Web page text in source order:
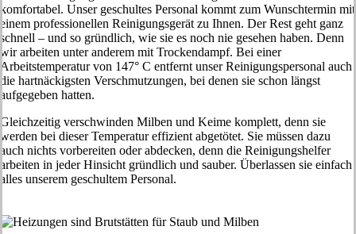
komfortabel. Unser geschultes Personal kommt zum Wunschtermin mit
einem professionellen Reinigungsgerät zu Ihnen. Der Rest geht ganz
schnell – und so gründlich, wie sie es noch nie gesehen haben. Denn
wir arbeiten unter anderem mit Trockendampf. Bei einer
Arbeitstemperatur von 147° C entfernt unser Reinigungspersonal auch
die hartnäckigsten Verschmutzungen, bei denen sie schon längst
aufgegeben hatten.
Gleichzeitig verschwinden Milben und Keime komplett, denn sie
werden bei dieser Temperatur effizient abgetötet. Sie müssen dazu
auch nichts vorbereiten oder abdecken, denn die Reinigungshelfer
arbeiten in jeder Hinsicht gründlich und sauber. Überlassen sie einfach
alles unserem geschultem Personal.